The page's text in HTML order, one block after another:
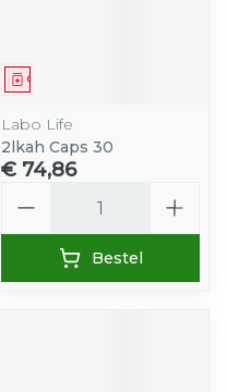
Geneesmiddel
Labo Life
2lkah Caps 30
€ 74,86
Bestel